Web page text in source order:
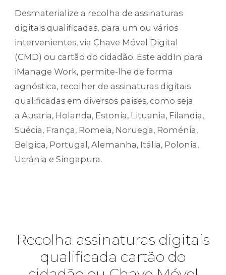
Desmaterialize a recolha de assinaturas
digitais qualificadas, para um ou vários
intervenientes, via Chave Móvel Digital
(CMD) ou cartão do cidadão. Este addIn para
iManage Work, permite-lhe de forma
agnóstica, recolher de assinaturas digitais
qualificadas em diversos paises, como seja
a Austria, Holanda, Estonia, Lituania, Filandia,
Suécia, França, Romeia, Noruega, Roménia,
Belgica, Portugal, Alemanha, Itália, Polonia,
Ucránia e Singapura.
Recolha assinaturas digitais
qualificada cartão do